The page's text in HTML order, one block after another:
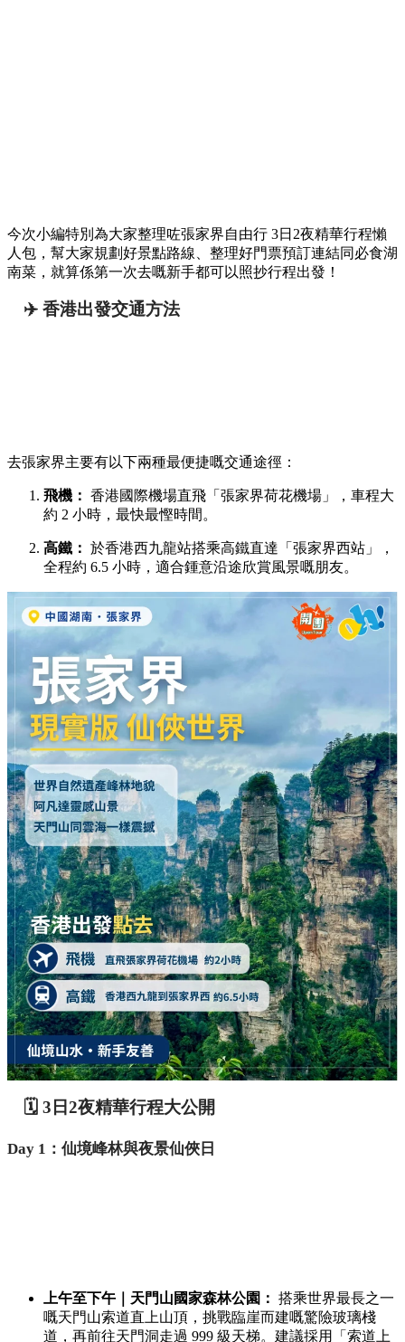
今次小編特別為大家整理咗張家界自由行 3日2夜精華行程懶
人包，幫大家規劃好景點路線、整理好門票預訂連結同必食湖
南菜，就算係第一次去嘅新手都可以照抄行程出發！
✈️ 香港出發交通方法
去張家界主要有以下兩種最便捷嘅交通途徑：
飛機： 香港國際機場直飛「張家界荷花機場」，車程大
約 2 小時，最快最慳時間。
高鐵： 於香港西九龍站搭乘高鐵直達「張家界西站」，
全程約 6.5 小時，適合鍾意沿途欣賞風景嘅朋友。
🗓️ 3日2夜精華行程大公開
Day 1：仙境峰林與夜景仙俠日
上午至下午｜天門山國家森林公園： 搭乘世界最長之一
嘅天門山索道直上山頂，挑戰臨崖而建嘅驚險玻璃棧
道，再前往天門洞走過 999 級天梯。建議採用「索道上